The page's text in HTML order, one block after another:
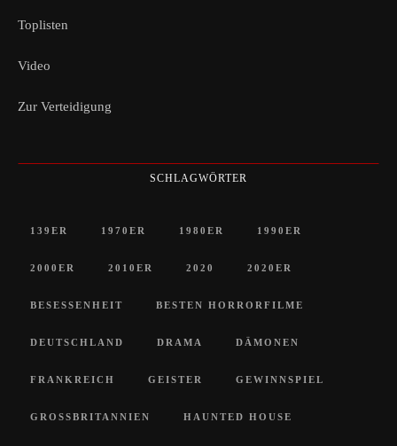
Toplisten
Video
Zur Verteidigung
SCHLAGWÖRTER
139ER 1970ER 1980ER 1990ER
2000ER 2010ER 2020 2020ER
BESESSENHEIT BESTEN HORRORFILME
DEUTSCHLAND DRAMA DÄMONEN
FRANKREICH GEISTER GEWINNSPIEL
GROSSBRITANNIEN HAUNTED HOUSE